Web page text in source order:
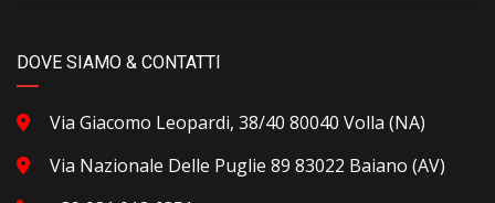
DOVE SIAMO & CONTATTI
Via Giacomo Leopardi, 38/40 80040 Volla (NA)
Via Nazionale Delle Puglie 89 83022 Baiano (AV)